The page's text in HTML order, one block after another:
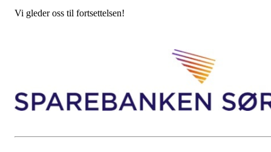
Vi gleder oss til fortsettelsen!